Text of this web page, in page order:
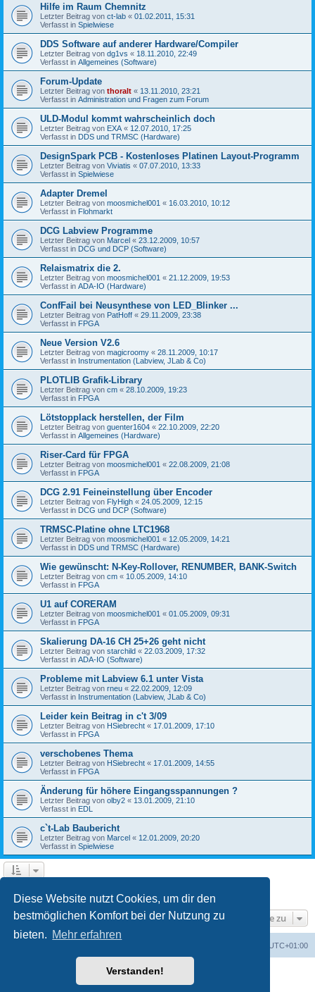
Diese Website nutzt Cookies, um dir den
bestmöglichen Komfort bei der Nutzung zu
bieten. Mehr erfahren
Verstanden!
Hilfe im Raum Chemnitz
Letzter Beitrag von ct-lab « 01.02.2011, 15:31
Verfasst in Spielwiese
DDS Software auf anderer Hardware/Compiler
Letzter Beitrag von dg1vs « 18.11.2010, 22:49
Verfasst in Allgemeines (Software)
Forum-Update
Letzter Beitrag von thoralt « 13.11.2010, 23:21
Verfasst in Administration und Fragen zum Forum
ULD-Modul kommt wahrscheinlich doch
Letzter Beitrag von EXA « 12.07.2010, 17:25
Verfasst in DDS und TRMSC (Hardware)
DesignSpark PCB - Kostenloses Platinen Layout-Programm
Letzter Beitrag von Viviatis « 07.07.2010, 13:33
Verfasst in Spielwiese
Adapter Dremel
Letzter Beitrag von moosmichel001 « 16.03.2010, 10:12
Verfasst in Flohmarkt
DCG Labview Programme
Letzter Beitrag von Marcel « 23.12.2009, 10:57
Verfasst in DCG und DCP (Software)
Relaismatrix die 2.
Letzter Beitrag von moosmichel001 « 21.12.2009, 19:53
Verfasst in ADA-IO (Hardware)
ConfFail bei Neusynthese von LED_Blinker ...
Letzter Beitrag von PatHoff « 29.11.2009, 23:38
Verfasst in FPGA
Neue Version V2.6
Letzter Beitrag von magicroomy « 28.11.2009, 10:17
Verfasst in Instrumentation (Labview, JLab & Co)
PLOTLIB Grafik-Library
Letzter Beitrag von cm « 28.10.2009, 19:23
Verfasst in FPGA
Lötstopplack herstellen, der Film
Letzter Beitrag von guenter1604 « 22.10.2009, 22:20
Verfasst in Allgemeines (Hardware)
Riser-Card für FPGA
Letzter Beitrag von moosmichel001 « 22.08.2009, 21:08
Verfasst in FPGA
DCG 2.91 Feineinstellung über Encoder
Letzter Beitrag von FlyHigh « 24.05.2009, 12:15
Verfasst in DCG und DCP (Software)
TRMSC-Platine ohne LTC1968
Letzter Beitrag von moosmichel001 « 12.05.2009, 14:21
Verfasst in DDS und TRMSC (Hardware)
Wie gewünscht: N-Key-Rollover, RENUMBER, BANK-Switch
Letzter Beitrag von cm « 10.05.2009, 14:10
Verfasst in FPGA
U1 auf CORERAM
Letzter Beitrag von moosmichel001 « 01.05.2009, 09:31
Verfasst in FPGA
Skalierung DA-16 CH 25+26 geht nicht
Letzter Beitrag von starchild « 22.03.2009, 17:32
Verfasst in ADA-IO (Software)
Probleme mit Labview 6.1 unter Vista
Letzter Beitrag von rneu « 22.02.2009, 12:09
Verfasst in Instrumentation (Labview, JLab & Co)
Leider kein Beitrag in c't 3/09
Letzter Beitrag von HSiebrecht « 17.01.2009, 17:10
Verfasst in FPGA
verschobenes Thema
Letzter Beitrag von HSiebrecht « 17.01.2009, 14:55
Verfasst in FPGA
Änderung für höhere Eingangsspannungen ?
Letzter Beitrag von olby2 « 13.01.2009, 21:10
Verfasst in EDL
c`t-Lab Baubericht
Letzter Beitrag von Marcel « 12.01.2009, 20:20
Verfasst in Spielwiese
Gehe zu
UTC+01:00
Powered byphpBB® Forum Software © phpBB Limited
phpBB.de